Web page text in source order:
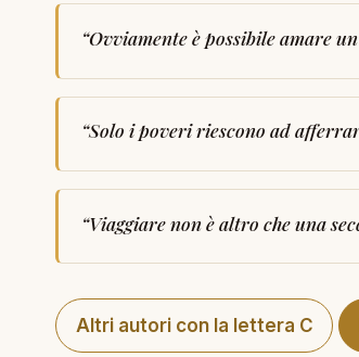
“Ovviamente è possibile amare
“Solo i poveri riescono ad
“Viaggiare non è altro che una
Altri autori con la lettera C